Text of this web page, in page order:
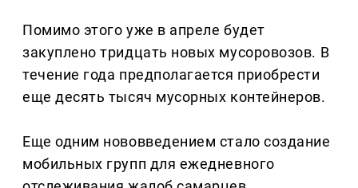
Помимо этого уже в апреле будет
закуплено тридцать новых мусоровозов. В
течение года предполагается приобрести
еще десять тысяч мусорных контейнеров.
Еще одним нововведением стало создание
мобильных групп для ежедневного